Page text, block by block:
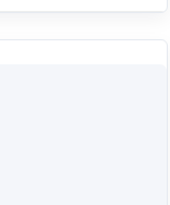
להקמת המרכז